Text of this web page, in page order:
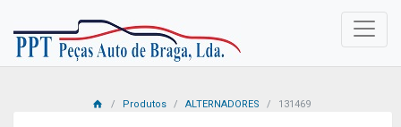
Produtos ALTERNADORES 131469